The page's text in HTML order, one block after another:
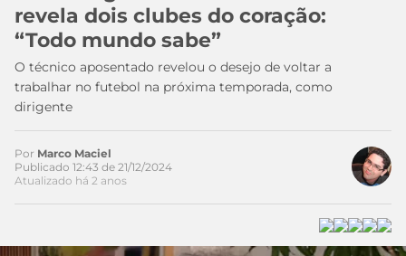
APOSTA
MELHORES
SITES
DE
APOSTAS
2026
COPA
DO
MUNDO
TIMES
MEU
TIME
CAMPEONATOS
revela dois clubes do coração:
“Todo mundo sabe”
O técnico aposentado revelou o desejo de voltar a
trabalhar no futebol na próxima temporada, como
dirigente
Por Marco Maciel
Publicado 12:43 de 21/12/2024
Atualizado há 2 anos